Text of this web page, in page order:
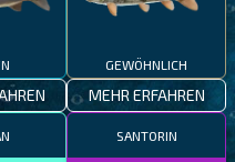
GEWÖHNLICH
MEHR ERFAHREN
SANTORIN